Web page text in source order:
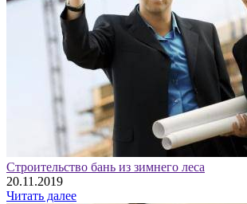
Строительство бань из зимнего леса
20.11.2019
Читать далее